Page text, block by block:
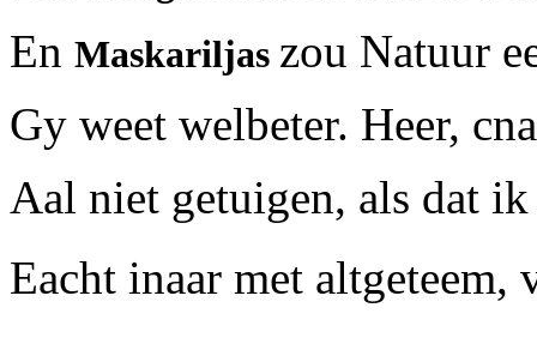
En Maskariljas zou Natuur
Gy weet welbeter. Heer,
Aal niet getuigen, als dat
Eacht inaar met altgeteem,